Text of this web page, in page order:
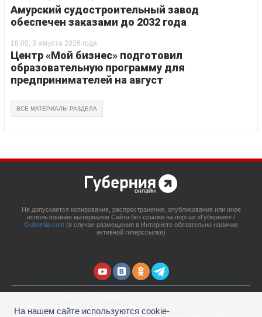
Амурский судостроительный завод
обеспечен заказами до 2032 года
18:00, 3 августа 2026 года
Центр «Мой бизнес» подготовил
образовательную программу для
предпринимателей на август
ВСЕ МАТЕРИАЛЫ РАЗДЕЛА
Не допускается копирование, распространение, опубликование или иное
использование материалов Сайта без ссылки на портал «Губерния» /
Gubernia.com (в случае размещения в Интернете обязательно наличие
активной гиперссылки)
67908 выдано 06.12.2016 Федеральной службой по надзору в сфере связи,
На нашем сайте используются cookie-